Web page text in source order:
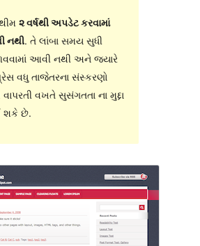
૨ વર્ષથી અપડેટ કરવામાં
નથી. તે લાંબા સમય સુધી
આવી નથી અને જ્યારે
વધુ તાજેતરના સંસ્કરણો
વખતે સુસંગતતા ના મુદ્દા
શકે છે.